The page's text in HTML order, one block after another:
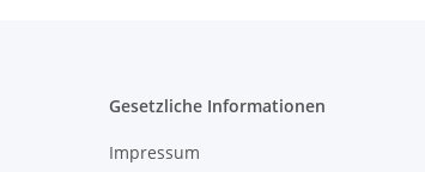
Gesetzliche Informationen
Impressum